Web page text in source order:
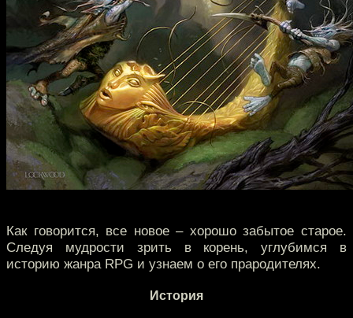
Как говорится, все новое – хорошо забытое старое.
Следуя мудрости зрить в корень, углубимся в
историю жанра RPG и узнаем о его прародителях.
История